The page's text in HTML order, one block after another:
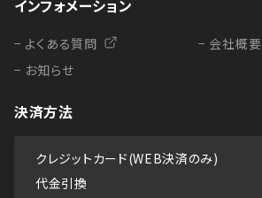
インフォメーション
− よくある質問
− お知らせ
− 会社概要
決済方法
クレジットカード(WEB決済のみ)
代金引換